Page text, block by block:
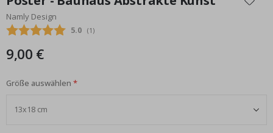
der
Bildgalerie
springen
Namly Design
Durchschnittliche Bewertung:
5.0 (abgegebene bewertungen:
1 )
9,00 €
Größe auswählen